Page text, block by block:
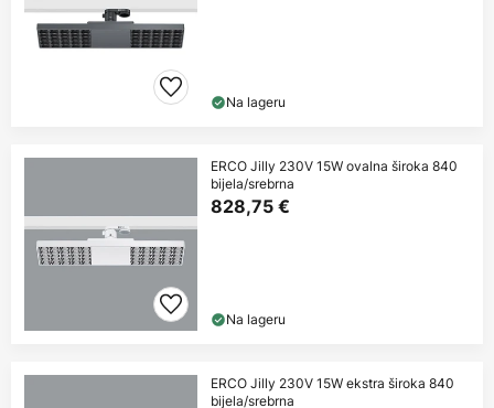
Na lageru
ERCO Jilly 230V 15W ovalna široka 840
bijela/srebrna
828,75 €
Na lageru
ERCO Jilly 230V 15W ekstra široka 840
bijela/srebrna